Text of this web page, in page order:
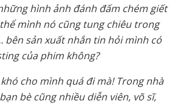
hình ảnh đánh đấm chém giết
mình nó cũng tung chiêu trong
sản xuất nhắn tin hỏi mình có
của phim không?
cho mình quá đi mà! Trong nhà
bè cũng nhiều diễn viên, võ sĩ,